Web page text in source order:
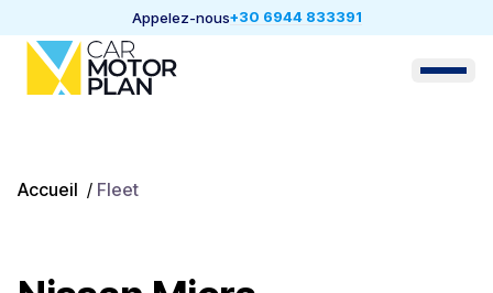
Appelez-nous+30 6944 833391
Accueil / Fleet